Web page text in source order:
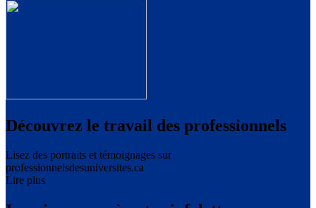
Découvrez le travail des professionnels
Lisez des portraits et témoignages sur
professionnelsdesuniversites.ca
Lire plus